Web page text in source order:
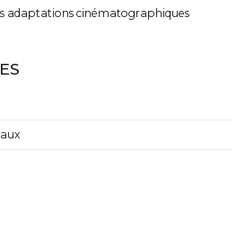
adaptations cinématographiques